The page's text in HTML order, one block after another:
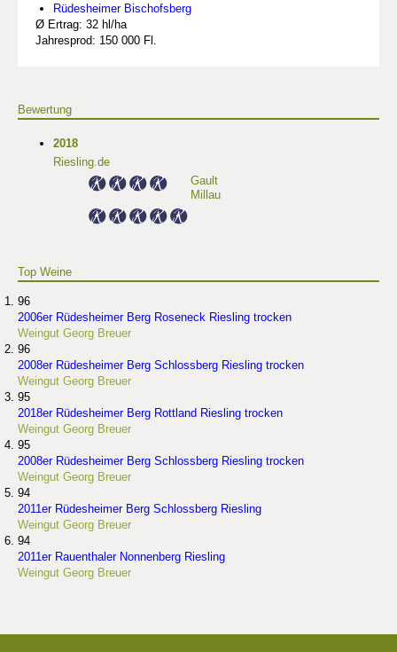
Rüdesheimer Bischofsberg
Ø Ertrag: 32 hl/ha
Jahresprod: 150 000 Fl.
Bewertung
2018
Riesling.de
Gault
Millau
Top Weine
96
2006er Rüdesheimer Berg Roseneck Riesling trocken
Weingut Georg Breuer
96
2008er Rüdesheimer Berg Schlossberg Riesling trocken
Weingut Georg Breuer
95
2018er Rüdesheimer Berg Rottland Riesling trocken
Weingut Georg Breuer
95
2008er Rüdesheimer Berg Schlossberg Riesling trocken
Weingut Georg Breuer
94
2011er Rüdesheimer Berg Schlossberg Riesling
Weingut Georg Breuer
94
2011er Rauenthaler Nonnenberg Riesling
Weingut Georg Breuer